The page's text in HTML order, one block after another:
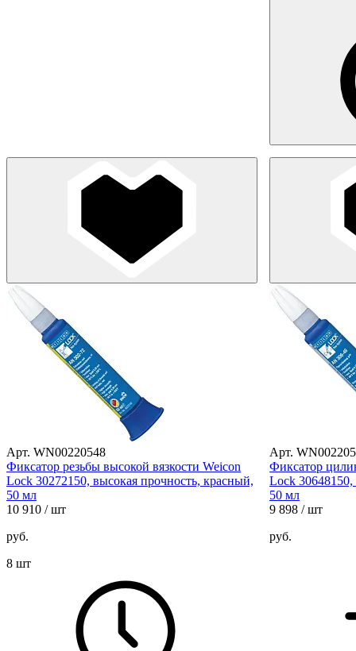
Арт. WN00220548
Фиксатор резьбы высокой вязкости Weicon
Lock 30272150, высокая прочность, красный,
50 мл
10 910 / шт
руб.
8 шт
Арт.
Фиксатор
Lock 30648150,
50 мл
9 898 / шт
руб.